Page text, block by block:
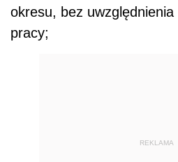
okresu, bez
pracy;
REKLAMA